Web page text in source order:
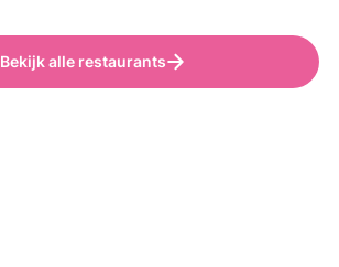
Bekijk alle restaurants